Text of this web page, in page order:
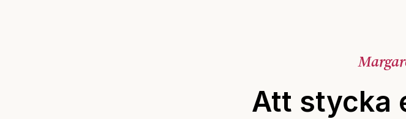
Att stycka